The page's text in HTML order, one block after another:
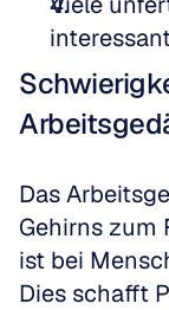
Das
Gehirns zum
ist bei
Dies schafft